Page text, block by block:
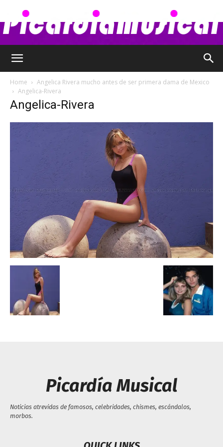
–
Chismes,
Escandalos,Morbo,
Home
Angelica Rivera mucho antes de ser primera dama de Mexico
Angelica-Rivera
Angelica-Rivera
Picardía Musical
Noticias atrevidas de famosos, celebridades, chismes, escándalos,
morbos.